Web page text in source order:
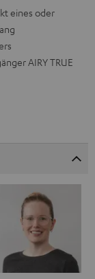
eines oder
AIRY TRUE